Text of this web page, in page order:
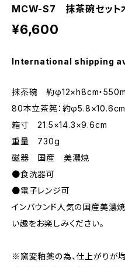
MCW-S7 抹茶碗セッ
¥6,600
International shipping
抹茶碗 約φ12×h8cm・
80本立茶筅：約
箱寸 21.5×14.3×9.6cm
重量 730g
磁器 国産 美濃焼
●食洗器可
●電子レンジ可
インバウンド人気の国産美
い趣をお楽しみください。
※窯変釉薬の為、仕上がりが